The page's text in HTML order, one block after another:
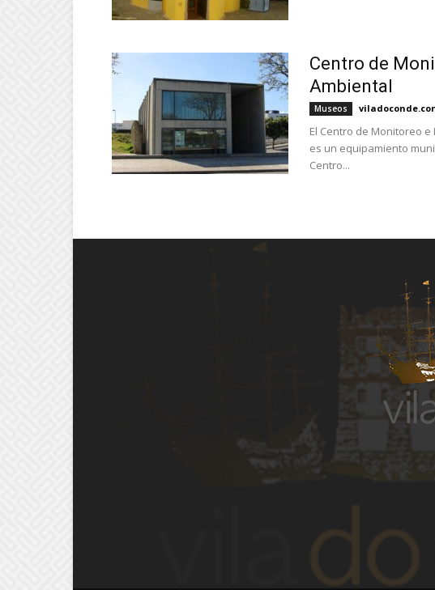
Centro de
Ambiental
Museos
El Centro de Monitoreo
es un equipamiento
Centro...